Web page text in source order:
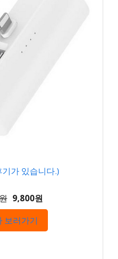
가 있습니다.)
9,800원
보러가기